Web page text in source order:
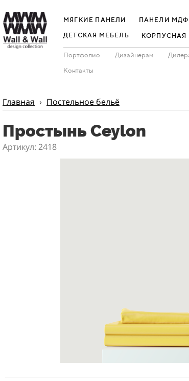
МЯГКИЕ ПАНЕЛИ ПАНЕЛИ
ДЕТСКАЯ МЕБЕЛЬ КОРПУСНАЯ
Портфолио Дизайнерам
Контакты
Главная › Постельное бельё
Простынь Ceylon
Артикул: 2418